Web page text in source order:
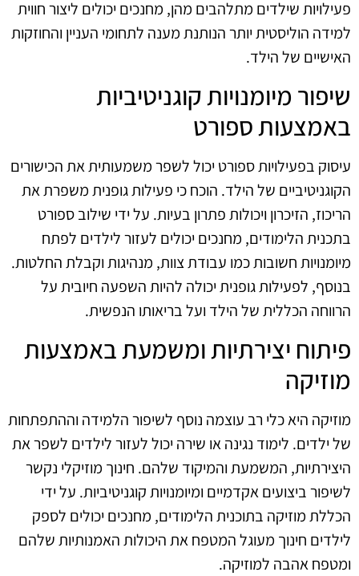
פעילויות שילדים מתלהבים מהן, מחנכים יכולים ליצור חווית
למידה הוליסטית יותר הנותנת מענה לתחומי העניין והחוזקות
האישיים של הילד.
שיפור מיומנויות קוגניטיביות
באמצעות ספורט
עיסוק בפעילויות ספורט יכול לשפר משמעותית את הכישורים
הקוגניטיביים של הילד. הוכח כי פעילות גופנית משפרת את
הריכוז, הזיכרון ויכולות פתרון בעיות. על ידי שילוב ספורט
בתכנית הלימודים, מחנכים יכולים לעזור לילדים לפתח
מיומנויות חשובות כמו עבודת צוות, מנהיגות וקבלת החלטות.
בנוסף, לפעילות גופנית יכולה להיות השפעה חיובית על
הרווחה הכללית של הילד ועל בריאותו הנפשית.
פיתוח יצירתיות ומשמעת באמצעות
מוזיקה
מוזיקה היא כלי רב עוצמה נוסף לשיפור הלמידה וההתפתחות
של ילדים. לימוד נגינה או שירה יכול לעזור לילדים לשפר את
היצירתיות, המשמעת והמיקוד שלהם. חינוך מוזיקלי נקשר
לשיפור ביצועים אקדמיים ומיומנויות קוגניטיביות. על ידי
הכללת מוזיקה בתוכנית הלימודים, מחנכים יכולים לספק
לילדים חינוך מעוגל המטפח את היכולות האמנותיות שלהם
ומטפח אהבה למוזיקה.